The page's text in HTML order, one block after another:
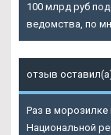
100 млрд руб
ведомства, по
отзыв
Раз в
Национальной